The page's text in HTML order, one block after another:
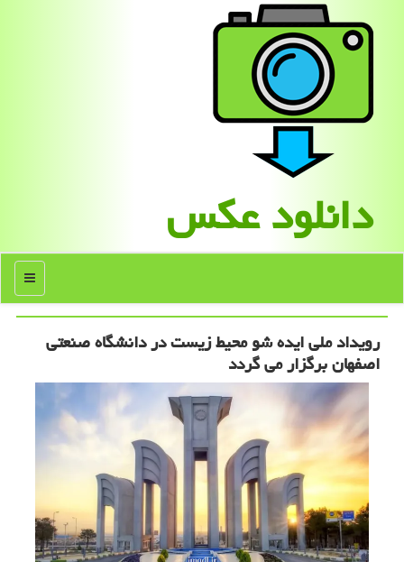
دانلود عكس
منو
رویداد ملی ایده شو محیط زیست در دانشگاه صنعتی
اصفهان برگزار می گردد